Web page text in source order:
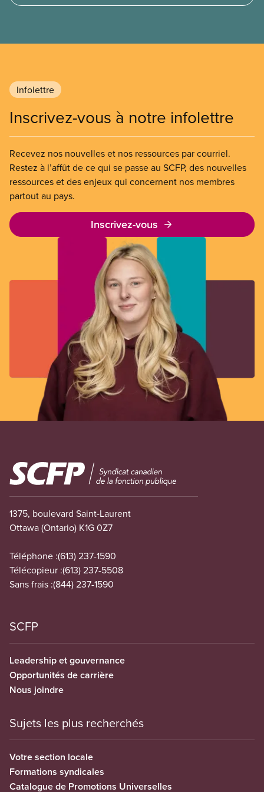
Infolettre
Inscrivez-vous à notre infolettre
Recevez nos nouvelles et nos ressources par courriel.
Restez à l’affût de ce qui se passe au SCFP, des nouvelles
ressources et des enjeux qui concernent nos membres
partout au pays.
Inscrivez-vous
Image
1375, boulevard Saint-Laurent
Ottawa (Ontario) K1G 0Z7
Téléphone :(613) 237-1590
Télécopieur :(613) 237-5508
Sans frais :(844) 237-1590
SCFP
Leadership et gouvernance
Opportunités de carrière
Nous joindre
Sujets les plus recherchés
Votre section locale
Formations syndicales
Catalogue de Promotions Universelles